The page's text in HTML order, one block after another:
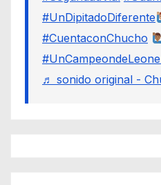
#UnDipitadoDiferente
#CuentaconChucho
♬ sonido original -